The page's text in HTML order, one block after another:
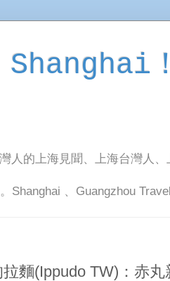
Shanghai！
人的上海見聞、上海台灣人、
Shanghai 、Guangzhou
麵(Ippudo TW)：赤